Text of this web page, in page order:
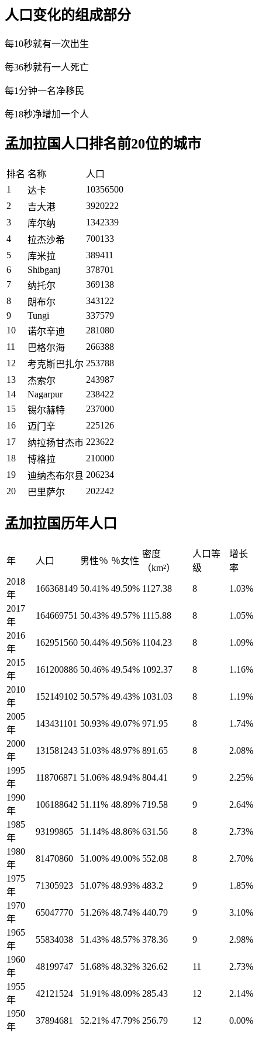
人口变化的组成部分
每10秒就有一次出生
每36秒就有一人死亡
每1分钟一名净移民
每18秒净增加一个人
孟加拉国人口排名前20位的城市
排名 名称
人口
1
达卡
10356500
2
吉大港
3920222
3
库尔纳
1342339
4
拉杰沙希
700133
5
库米拉
389411
6
Shibganj
378701
7
纳托尔
369138
8
朗布尔
343122
9
Tungi
337579
10
诺尔辛迪
281080
11
巴格尔海
266388
12
考克斯巴扎尔 253788
13
杰索尔
243987
14
Nagarpur
238422
15
锡尔赫特
237000
16
迈门辛
225126
17
纳拉扬甘杰市 223622
18
博格拉
210000
19
迪纳杰布尔县 206234
20
巴里萨尔 202242
孟加拉国历年人口
年 人口 男性％ ％女性
密度
（km²）
人口等
级
增长
率
2018
年
166368149 50.41% 49.59% 1127.38 8
1.03%
2017
年
164669751 50.43% 49.57% 1115.88 8
1.05%
2016
年
162951560 50.44% 49.56% 1104.23 8
1.09%
2015
年
161200886 50.46% 49.54% 1092.37 8
1.16%
2010
年
152149102 50.57% 49.43% 1031.03 8
1.19%
2005
年
143431101 50.93% 49.07% 971.95 8
1.74%
2000
年
131581243 51.03% 48.97% 891.65 8
2.08%
1995
年
118706871 51.06% 48.94% 804.41 9
2.25%
1990
年
106188642 51.11% 48.89% 719.58 9
2.64%
1985
年
93199865 51.14% 48.86% 631.56 8
2.73%
1980
年
81470860 51.00% 49.00% 552.08 8
2.70%
1975
年
71305923 51.07% 48.93% 483.2 9
1.85%
1970
年
65047770 51.26% 48.74% 440.79 9
3.10%
1965
年
55834038 51.43% 48.57% 378.36 9
2.98%
1960
年
48199747 51.68% 48.32% 326.62 11
2.73%
1955
年
42121524 51.91% 48.09% 285.43 12
2.14%
1950
年
37894681 52.21% 47.79% 256.79 12 0.00%